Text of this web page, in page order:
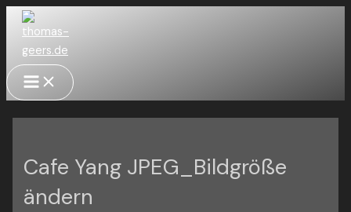
Zum
Inhalt
springen
Main
Menu
Cafe Yang JPEG_Bildgröße
ändern